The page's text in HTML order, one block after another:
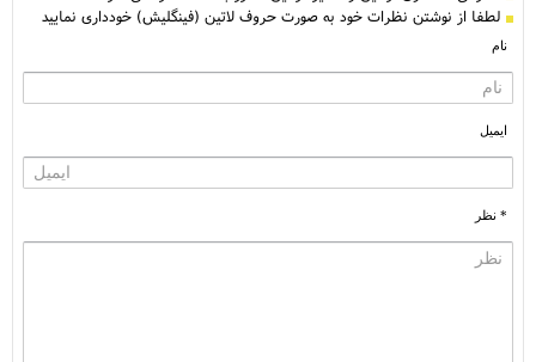
لطفا از نوشتن نظرات خود به صورت حروف لاتین (فینگلیش) خودداری نمایید
نام
ایمیل
* نظر